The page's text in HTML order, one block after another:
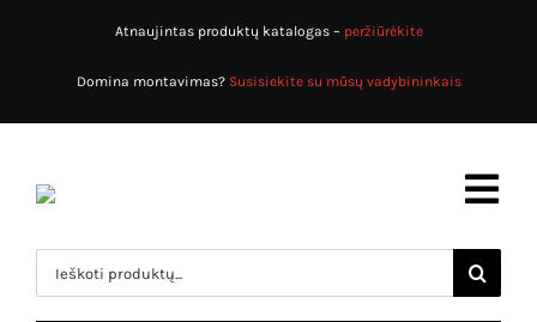
Atnaujintas produktų katalogas – peržiūrėkite
Domina montavimas? Susisiekite su mūsų vadybininkais
Pradžia
Search
for: